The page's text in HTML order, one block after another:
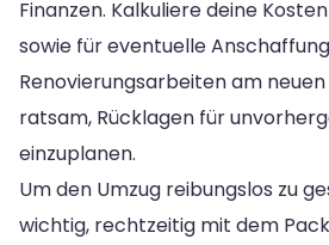
Finanzen. Kalkuliere deine
sowie für eventuelle
Renovierungsarbeiten am neuen
ratsam, Rücklagen für
einzuplanen.
Um den Umzug reibungslos zu
wichtig, rechtzeitig mit dem